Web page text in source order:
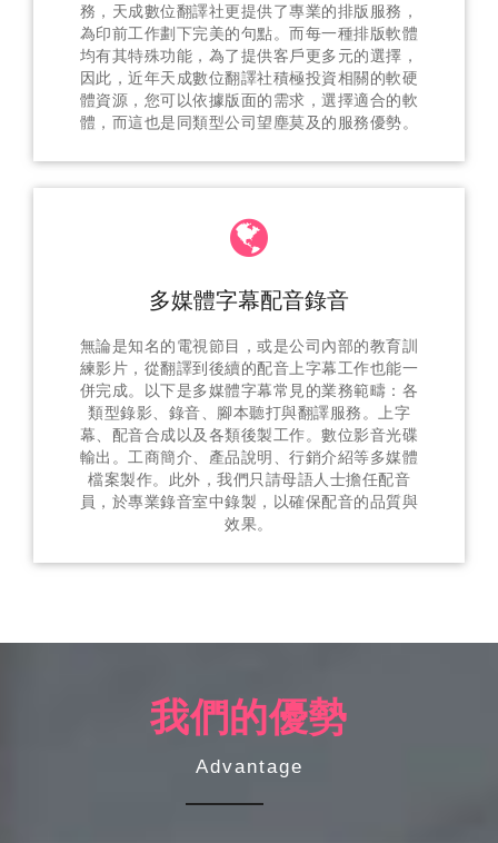
務，天成數位翻譯社更提供了專業的排版服務，
為印前工作劃下完美的句點。而每一種排版軟體
均有其特殊功能，為了提供客戶更多元的選擇，
因此，近年天成數位翻譯社積極投資相關的軟硬
體資源，您可以依據版面的需求，選擇適合的軟
體，而這也是同類型公司望塵莫及的服務優勢。
多媒體字幕配音錄音
無論是知名的電視節目，或是公司內部的教育訓
練影片，從翻譯到後續的配音上字幕工作也能一
併完成。以下是多媒體字幕常見的業務範疇：各
類型錄影、錄音、腳本聽打與翻譯服務。上字
幕、配音合成以及各類後製工作。數位影音光碟
輸出。工商簡介、產品說明、行銷介紹等多媒體
檔案製作。此外，我們只請母語人士擔任配音
員，於專業錄音室中錄製，以確保配音的品質與
效果。
我們的優勢
Advantage